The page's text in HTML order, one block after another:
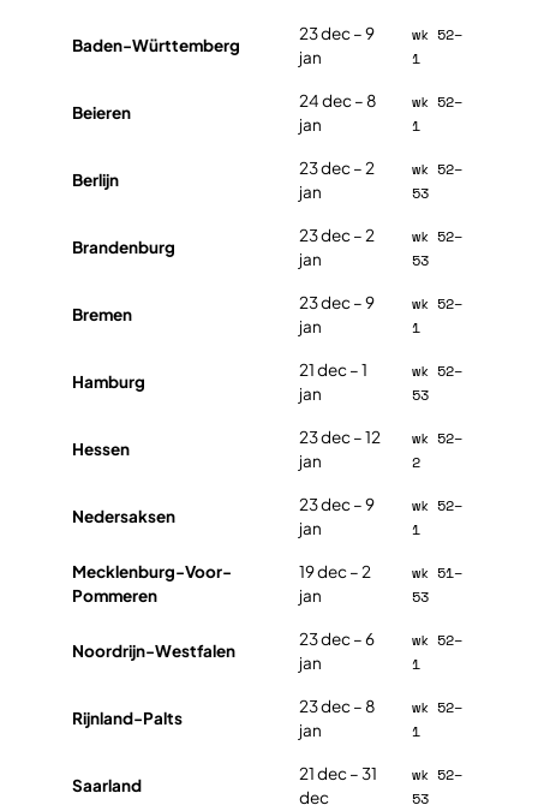
Weihnachtsferien in Duitsland 2026, per deelstaat
Baden-Württemberg
23 dec – 9
jan
wk 52–
1
Beieren
24 dec – 8
jan
wk 52–
1
Berlijn
23 dec – 2
jan
wk 52–
53
Brandenburg
23 dec – 2
jan
wk 52–
53
Bremen
23 dec – 9
jan
wk 52–
1
Hamburg
21 dec – 1
jan
wk 52–
53
Hessen
23 dec – 12
jan
wk 52–
2
Nedersaksen
23 dec – 9
jan
wk 52–
1
Mecklenburg-Voor-
Pommeren
19 dec – 2
jan
wk 51–
53
Noordrijn-Westfalen
23 dec – 6
jan
wk 52–
1
Rijnland-Palts
23 dec – 8
jan
wk 52–
1
Saarland
21 dec – 31
dec
wk 52–
53